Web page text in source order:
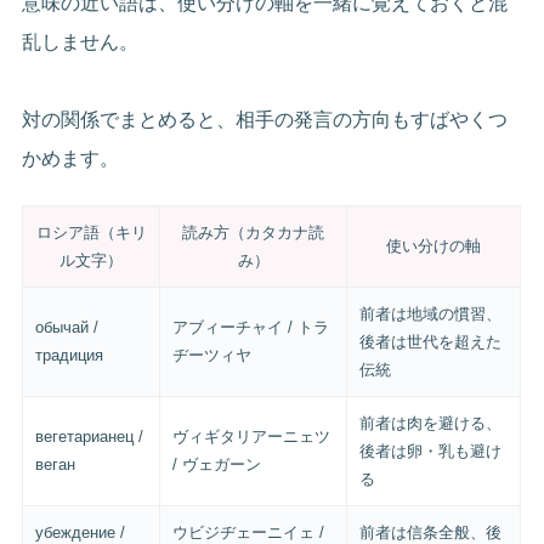
乱しません。
対の関係でまとめると、相手の発言の方向もすばやくつ
かめます。
ロシア語（キリ
ル文字）
読み方（カタカナ読
み）
使い分けの軸
обычай /
традиция
アブィーチャイ / トラ
ヂーツィヤ
前者は地域の慣習、
後者は世代を超えた
伝統
вегетарианец /
веган
ヴィギタリアーニェツ
/ ヴェガーン
前者は肉を避ける、
後者は卵・乳も避け
る
убеждение / ウビジヂェーニイェ / 前者は信条全般、後